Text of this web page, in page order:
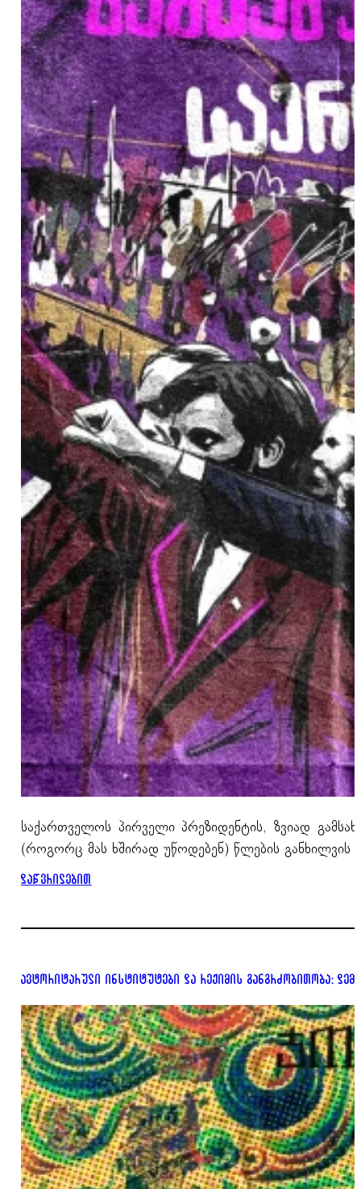
საქართველოს პირველი პრეზიდენტის, ზვიად
(როგორც მას ხშირად უწოდებენ) წლების
დაწვრილებით
ავტორიტარული ინსტიტუტები და რეჟიმის განგრძობითობა: